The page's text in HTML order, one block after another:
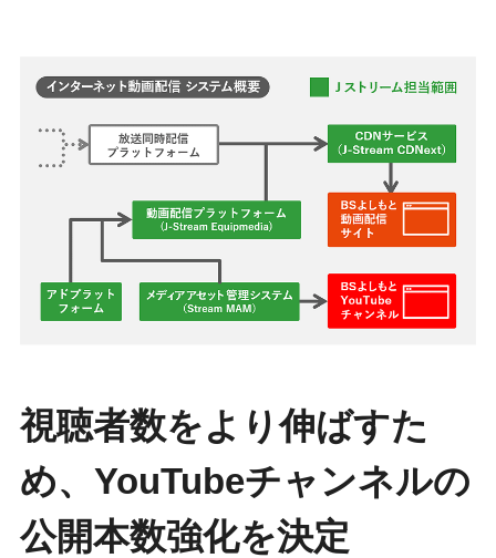
視聴者数をより伸ばすた
め、YouTubeチャンネルの
公開本数強化を決定